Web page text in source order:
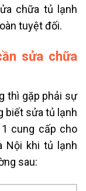
chữa tủ lạnh
tuyệt đối.
sửa chữa
thì gặp phải sự
biết sửa tủ lạnh
cung cấp cho
Nội khi tủ lạnh
sau: